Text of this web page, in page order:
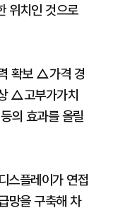
위치인 것으로
확보 △가격 경
△고부가가치
의 효과를 올릴
스플레이가 연접
망을 구축해 차